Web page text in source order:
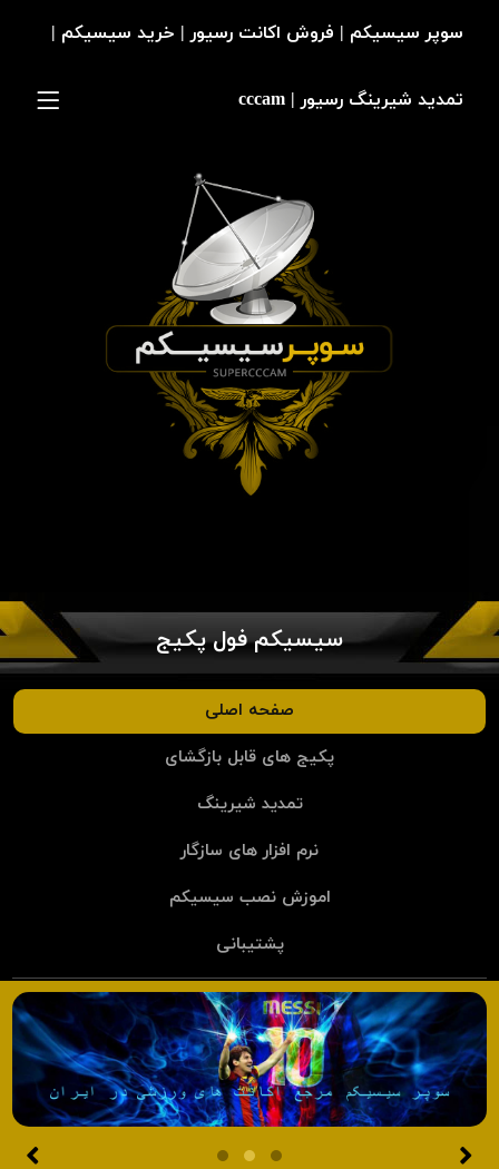
سیسیکم فول پکیج
صفحه اصلی
پکیج های قابل بازگشای
تمدید شیرینگ
نرم افزار های سازگار
اموزش نصب سیسیکم
پشتیبانی
سوپر سیسیکم | فروش اکانت رسیور | خرید سیسیکم |
تمدید شیرینگ رسیور | cccam